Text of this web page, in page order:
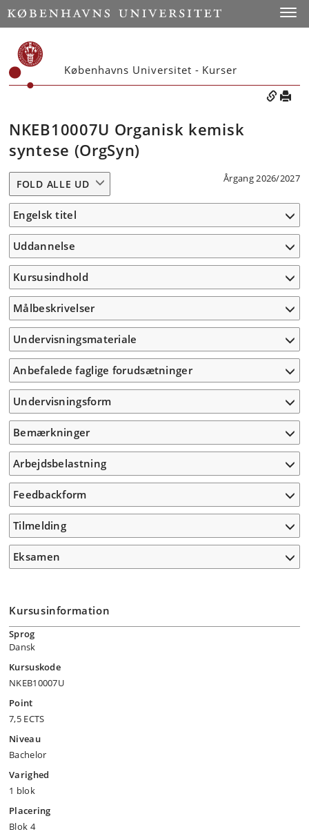
Københavns Universitet - Kurser
NKEB10007U Organisk kemisk
syntese (OrgSyn)
Årgang 2026/2027
FOLD ALLE UD
Engelsk titel
Uddannelse
Kursusindhold
Målbeskrivelser
Undervisningsmateriale
Anbefalede faglige forudsætninger
Undervisningsform
Bemærkninger
Arbejdsbelastning
Feedbackform
Tilmelding
Eksamen
Kursusinformation
Sprog
Dansk
Kursuskode
NKEB10007U
Point
7,5 ECTS
Niveau
Bachelor
Varighed
1 blok
Placering
Blok 4